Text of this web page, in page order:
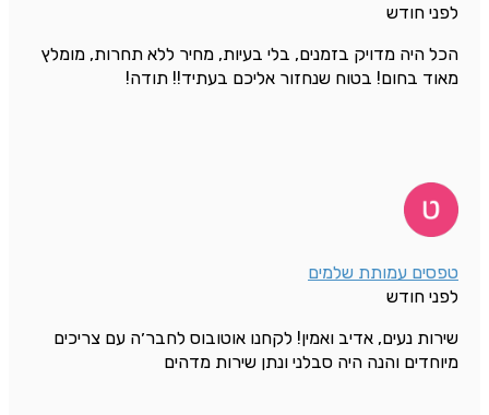
לפני חודש
הכל היה מדויק בזמנים, בלי בעיות, מחיר ללא תחרות, מומלץ
מאוד בחום! בטוח שנחזור אליכם בעתיד!! תודה!
טפסים עמותת שלמים
לפני חודש
שירות נעים, אדיב ואמין! לקחנו אוטובוס לחבר׳ה עם צריכים
מיוחדים והנה היה סבלני ונתן שירות מדהים